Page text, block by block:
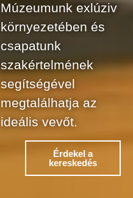
Múzeumunk exlúziv
környezetében és
csapatunk
szakértelmének
segítségével
megtalálhatja az
ideális vevőt.
Érdekel a
kereskedés